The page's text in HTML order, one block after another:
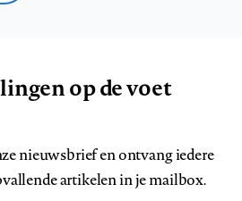
op de voet
nieuwsbrief en ontvang iedere
artikelen in je mailbox.